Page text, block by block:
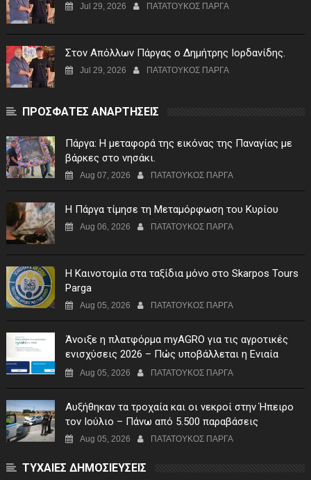
Jul 29, 2026 ΠΑΤΑΤΟΥΚΟΣ ΠΑΡΓΑ
Στον Απόλλων Πάργας ο Δημήτρης Ιορδανίδης.
Jul 29, 2026 ΠΑΤΑΤΟΥΚΟΣ ΠΑΡΓΑ
ΠΡΟΣΦΑΤΕΣ ΑΝΑΡΤΗΣΕΙΣ
Πάργα: Η μεταφορά της εικόνας της Παναγίας με
βάρκες στο νησάκι.
Aug 07, 2026 ΠΑΤΑΤΟΥΚΟΣ ΠΑΡΓΑ
Η Πάργα τίμησε τη Μεταμόρφωση του Κυρίου
Aug 06, 2026 ΠΑΤΑΤΟΥΚΟΣ ΠΑΡΓΑ
Η Καινοτομία στα ταξίδια μόνο στο Skarpos Tours
Parga
Aug 05, 2026 ΠΑΤΑΤΟΥΚΟΣ ΠΑΡΓΑ
Άνοιξε η πλατφόρμα myAGRO για τις αγροτικές
ενισχύσεις 2026 – Πώς υποβάλλεται η Ενιαία
Αίτηση Ενίσχυσης
Aug 05, 2026 ΠΑΤΑΤΟΥΚΟΣ ΠΑΡΓΑ
Αυξήθηκαν τα τροχαία και οι νεκροί στην Ήπειρο
τον Ιούλιο – Πάνω από 5.500 παραβάσεις
Aug 05, 2026 ΠΑΤΑΤΟΥΚΟΣ ΠΑΡΓΑ
ΤΥΧΑΙΕΣ ΔΗΜΟΣΙΕΥΣΕΙΣ